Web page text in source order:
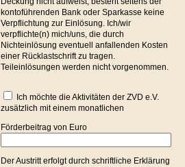
kontoführenden Bank oder Sparkasse keine
Verpflichtung zur Einlösung. Ich/wir
verpflichte(n) mich/uns, die durch
Nichteinlösung eventuell anfallenden Kosten
einer Rücklastschrift zu tragen.
Teileinlösungen werden nicht vorgenommen.
Ich möchte die Aktivitäten der ZVD e.V.
zusätzlich mit einem monatlichen
Förderbeitrag von Euro
Der Austritt erfolgt durch schriftliche Erklärung